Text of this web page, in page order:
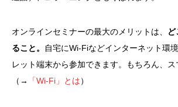
オンラインセミナーの最大のメリットは、
ること。
自宅にWi-Fiなどインターネット環
レット端末から参加できます。もちろん、ス
（→
「Wi-Fi」とは）